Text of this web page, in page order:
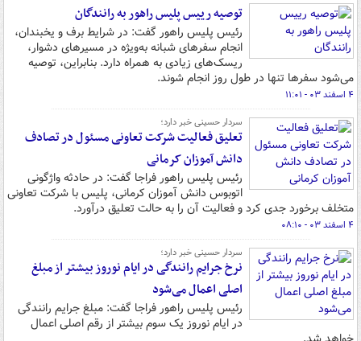
توصیه رییس پلیس راهور به رانندگان
رئیس پلیس راهور گفت: در شرایط برف و یخبندان،
انجام سفرهای شبانه به‌ویژه در مسیرهای دشوار،
ریسک‌های زیادی به همراه دارد. بنابراین، توصیه
می‌شود سفرها تنها در طول روز انجام شوند.
۴ اسفند ۰۳ - ۱۱:۰۱
سردار حسینی خبر دارد؛
تعلیق فعالیت شرکت تعاونی مسئول در تصادف
دانش آموزان کرمانی
رئیس پلیس راهور فراجا گفت: در حادثه واژگونی
اتوبوس دانش آموزان کرمانی، پلیس با شرکت تعاونی
متخلف برخورد جدی کرد و فعالیت آن را به حالت تعلیق درآورد.
۴ اسفند ۰۳ - ۰۸:۱۰
سردار حسینی خبر دارد؛
نرخ جرایم رانندگی در ایام نوروز بیشتر از مبلغ
اصلی اعمال می‌شود
رئیس پلیس راهور فراجا گفت: مبلغ جرایم رانندگی
در ایام نوروز یک سوم بیشتر از رقم اصلی اعمال